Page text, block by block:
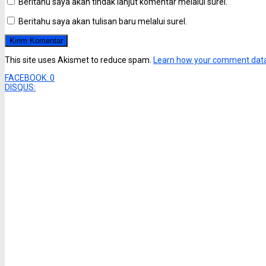
Beritahu saya akan tulisan baru melalui surel.
This site uses Akismet to reduce spam. Learn how your comment
FACEBOOK: 0
DISQUS: